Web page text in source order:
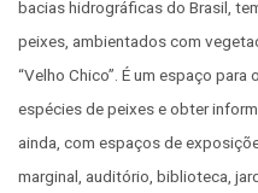
bacias hidrográficas do Brasil,
peixes, ambientados com
“Velho Chico”. É um espaço
espécies de peixes e obter
ainda, com espaços de
marginal, auditório, biblioteca,